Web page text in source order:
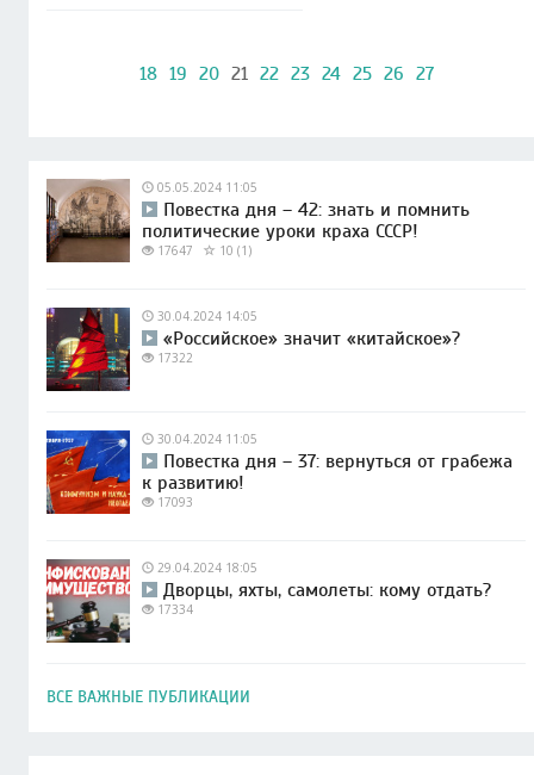
18 19 20 21 22 23 24 25 26 27
05.05.2024 11:05
Повестка дня – 42: знать и помнить
политические уроки краха СССР!
17647 10 (1)
30.04.2024 14:05
«Российское» значит «китайское»?
17322
30.04.2024 11:05
Повестка дня – 37: вернуться от грабежа
к развитию!
17093
29.04.2024 18:05
Дворцы, яхты, самолеты: кому отдать?
17334
ВСЕ ВАЖНЫЕ ПУБЛИКАЦИИ